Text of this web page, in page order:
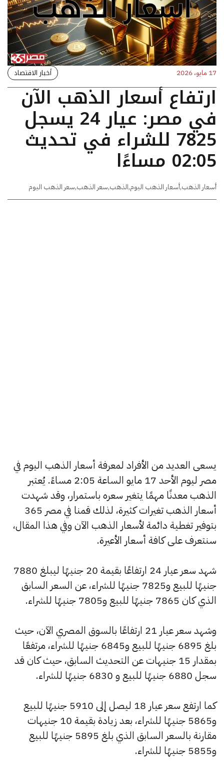
17 مايو، 2026 أخبار الاقتصاد
ارتفاع أسعار الذهب الآن
في مصر: عيار 24 يسجل
7825 للشراء في تحديث
02:05 مساءًا
أسعار الذهب,أسعار الذهب اليوم,الذهب,سعر الذهب,سعر الذهب اليوم
يسعى العديد من الأفراد لمعرفة أسعار الذهب اليوم في
مصر ليوم الأحد 17 مايو الساعة 2:05 مساءً. يُعتبر
الذهب معدنًا مهمًا يتغير سعره باستمرار، وقد شهدت
أسعار الذهب تغيرات كثيرة، لذلك قمنا في مصر 365
بتوفير تغطية دائمة لأسعار الذهب الآن وفي هذا المقال،
سنتعرف على كافة أسعار الأعيرة.
شهد سعر عيار 24 ارتفاعًا بقيمة 20 جنيهًا ليبلغ 7880
جنيهًا للبيع و7825 جنيهًا للشراء، عن السعر السابق
الذي كان 7865 جنيهًا للبيع و7805 جنيهًا للشراء.
وشهد سعر عيار 21 ارتفاعًا بالسوق المصري الآن، حيث
بلغ 6895 جنيهًا للبيع و6845 جنيهًا للشراء، مرتفعًا
بمقدار 15 جنيهات عن التحديث السابق، حيث كان قد
سجل 6880 جنيهًا للبيع و 6830 جنيهًا للشراء.
كما ارتفع سعر عيار 18 ليصل إلى 5910 جنيهًا للبيع
و5865 جنيهًا للشراء، بعد زيادة بقيمة 10 جنيهات
مقارنة بالسعر السابق الذي بلغ 5895 جنيهًا للبيع
و5855 جنيهًا للشراء.